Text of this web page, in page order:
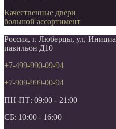
Качественные двери
большой ассортимент
Россия, г. Люберцы, ул,
павильон Д10
+7-499-990-09-94
+7-909-999-00-94
ПН-ПТ: 09:00 - 21:00
СБ: 10:00 - 16:00